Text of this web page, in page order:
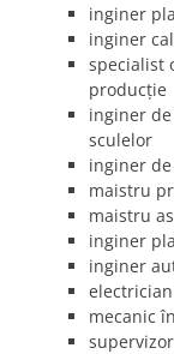
inginer
inginer
specialist
producție
inginer
sculelor
inginer
maistru
maistru
inginer
inginer
mecanic